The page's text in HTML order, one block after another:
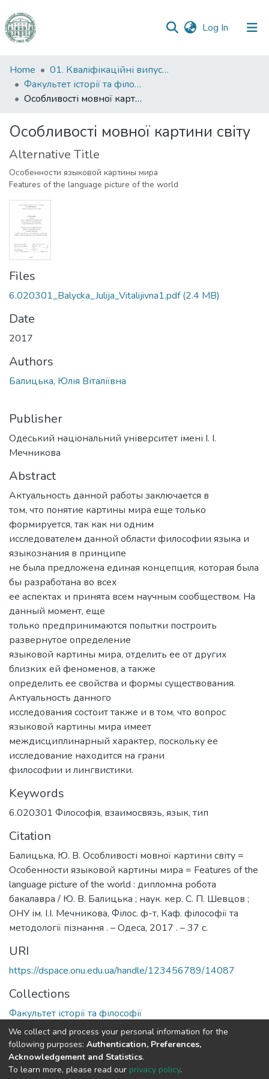
Log In (current)
Communities
&
Collections
Statistics
Home
01. Кваліфікаційні випускні роботи здобувачів вищої освіти
Факультет історії та філософії
Особливості мовної картини світу
Особливості мовної картини світу
Alternative Title
Особенности языковой картины мира
Features of the language picture of the world
Files
6.020301_Balycka_Julija_Vitalijivna1.pdf(2.4 MB)
Date
2017
Authors
Балицька, Юлія Віталіївна
Publisher
Одеський національний університет імені І. І.
Мечникова
Abstract
Актуальность данной работы заключается в
том, что понятие картины мира еще только
формируется, так как ни одним
исследователем данной области философии языка и
языкознания в принципе
не была предложена единая концепция, которая была
бы разработана во всех
ее аспектах и принята всем научным сообществом. На
данный момент, еще
только предпринимаются попытки построить
развернутое определение
языковой картины мира, отделить ее от других
близких ей феноменов, а также
определить ее свойства и формы существования.
Актуальность данного
исследования состоит также и в том, что вопрос
языковой картины мира имеет
междисциплинарный характер, поскольку ее
исследование находится на грани
философии и лингвистики.
Keywords
6.020301 Філософія, взаимосвязь, язык, тип
Citation
Балицька, Ю. В. Особливості мовної картини світу =
Особенности языковой картины мира = Features of the
language picture of the world : дипломна робота
бакалавра / Ю. В. Балицька ; наук. кер. С. П. Шевцов ;
ОНУ ім. І.І. Мечникова, Філос. ф-т, Каф. філософії та
методології пізнання . – Одеса, 2017 . – 37 с.
URI
https://dspace.onu.edu.ua/handle/123456789/14087
Collections
Факультет історії та філософії
Full item page
We collect and process your personal information for the
following purposes: Authentication, Preferences,
Acknowledgement and Statistics.
To learn more, please read our privacy policy.